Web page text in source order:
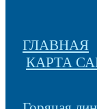
ГЛАВНАЯ
КАРТА